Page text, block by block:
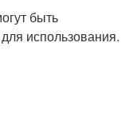
быть
использования.